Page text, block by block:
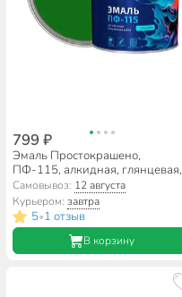
799 ₽
Эмаль Простокрашено,
ПФ-115, алкидная, глянцевая,
зеленая, 1.8 кг
Самовывоз: 12 августа
Курьером:завтра
5•1 отзыв
В корзину